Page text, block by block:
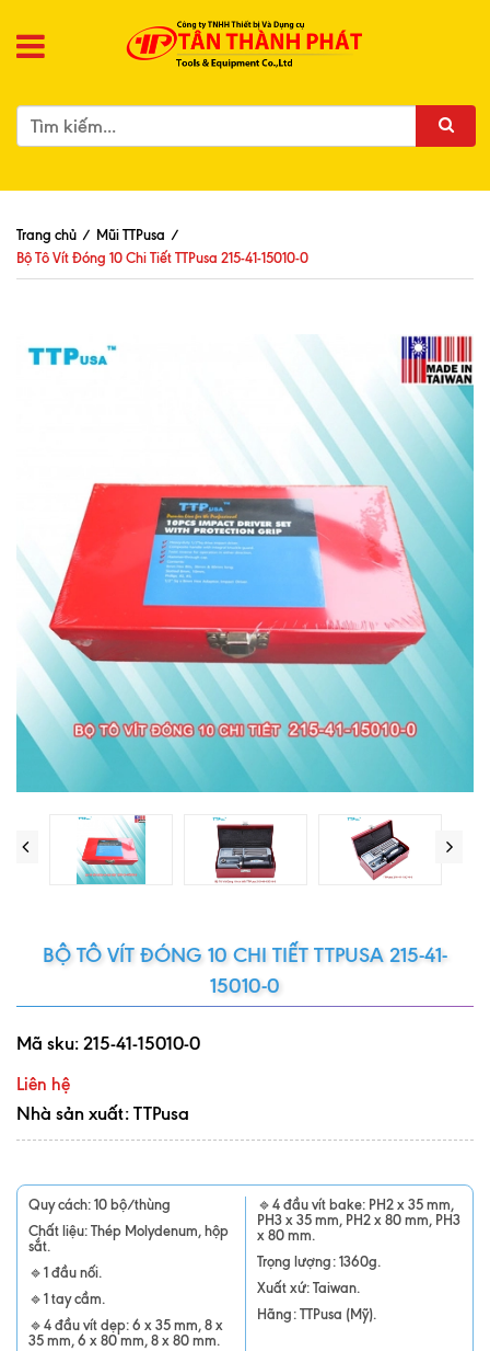
Trang chủ / Mũi TTPusa /
Bộ Tô Vít Đóng 10 Chi Tiết TTPusa 215-41-15010-0
BỘ TÔ VÍT ĐÓNG 10 CHI TIẾT TTPUSA 215-41-
15010-0
Mã sku: 215-41-15010-0
Liên hệ
Nhà sản xuất: TTPusa
Quy cách: 10 bộ/thùng
Chất liệu: Thép Molydenum, hộp
sắt.
🔹1 đầu nối.
🔹1 tay cầm.
🔹4 đầu vít dẹp: 6 x 35 mm, 8 x
35 mm, 6 x 80 mm, 8 x 80 mm.
🔹4 đầu vít bake: PH2 x 35 mm,
PH3 x 35 mm, PH2 x 80 mm, PH3
x 80 mm.
Trọng lượng: 1360g.
Xuất xứ: Taiwan.
Hãng: TTPusa (Mỹ).